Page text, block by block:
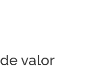
valor